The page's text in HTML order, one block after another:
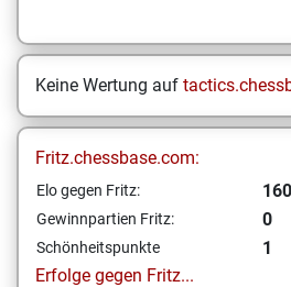
Keine Wertung auf
Fritz.chessbase.com:
Elo gegen Fritz:
Gewinnpartien Fritz: 0
Schönheitspunkte
1
Erfolge gegen Fritz...